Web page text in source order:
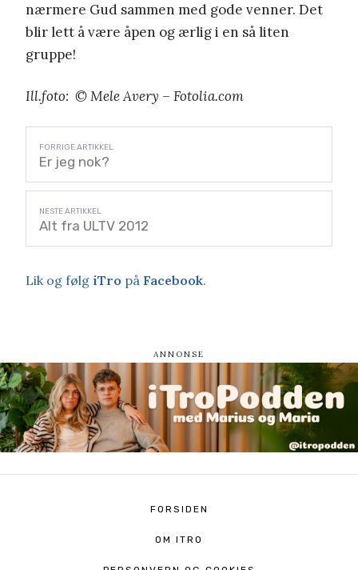
nærmere Gud sammen med gode venner. Det
blir lett å være åpen og ærlig i en så liten
gruppe!
Ill.foto: © Mele Avery – Fotolia.com
Er jeg nok?
Alt fra ULTV 2012
Lik og følg iTro på Facebook.
FORSIDEN
OM ITRO